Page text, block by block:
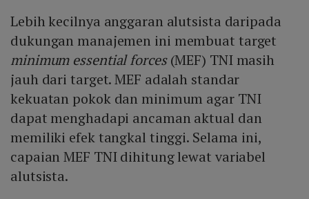
Lebih kecilnya anggaran alutsista daripada
dukungan manajemen ini membuat target
minimum essential forces(MEF) TNI masih
jauh dari target. MEF adalah standar
kekuatan pokok dan minimum agar TNI
dapat menghadapi ancaman aktual dan
memiliki efek tangkal tinggi. Selama ini,
capaian MEF TNI dihitung lewat variabel
alutsista.